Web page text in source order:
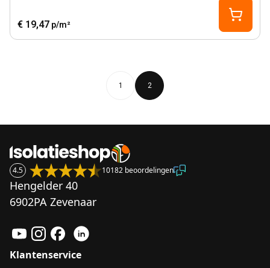
€ 19,47 p/m²
1 2
4.5 10182 beoordelingen
Hengelder 40
6902PA Zevenaar
Klantenservice